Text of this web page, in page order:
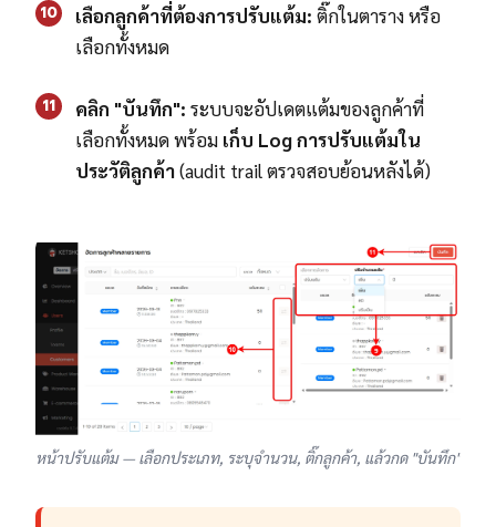
10 เลือกลูกค้าที่ต้องการปรับแต้ม: ติ๊กในตาราง หรือ
เลือกทั้งหมด
11 คลิก "บันทึก": ระบบจะอัปเดตแต้มของลูกค้าที่
เลือกทั้งหมด พร้อม เก็บ Log การปรับแต้มใน
ประวัติลูกค้า(audit trail ตรวจสอบย้อนหลังได้)
หน้าปรับแต้ม — เลือกประเภท, ระบุจำนวน, ติ๊กลูกค้า, แล้วกด "บันทึก"